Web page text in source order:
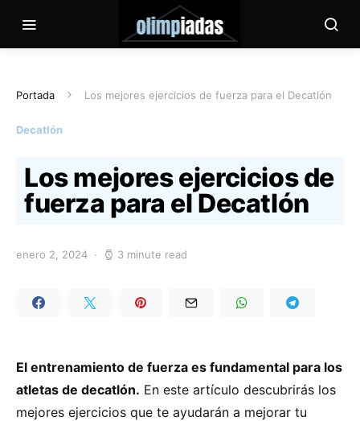
Portada Los mejores ejercicios de fuerza para el Decatlón
Decatlón
Los mejores ejercicios de
fuerza para el Decatlón
enero 2, 2024 3 minute read
El entrenamiento de fuerza es fundamental para los
atletas de decatlón. En este artículo descubrirás los
mejores ejercicios que te ayudarán a mejorar tu